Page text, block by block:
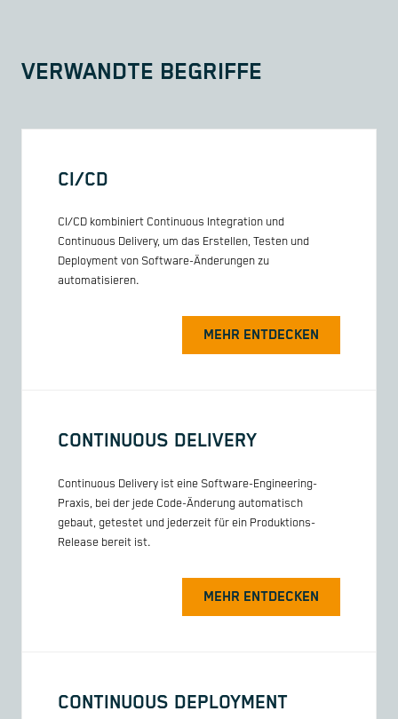
VERWANDTE BEGRIFFE
CI/CD
CI/CD kombiniert Continuous Integration und
Continuous Delivery, um das Erstellen, Testen und
Deployment von Software-Änderungen zu
automatisieren.
MEHR ENTDECKEN
CONTINUOUS DELIVERY
Continuous Delivery ist eine Software-Engineering-
Praxis, bei der jede Code-Änderung automatisch
gebaut, getestet und jederzeit für ein Produktions-
Release bereit ist.
MEHR ENTDECKEN
CONTINUOUS DEPLOYMENT